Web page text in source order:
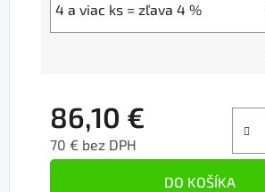
4 a viac ks = zľava 4 %
86,10 €
70 € bez DPH
DO KOŠÍKA